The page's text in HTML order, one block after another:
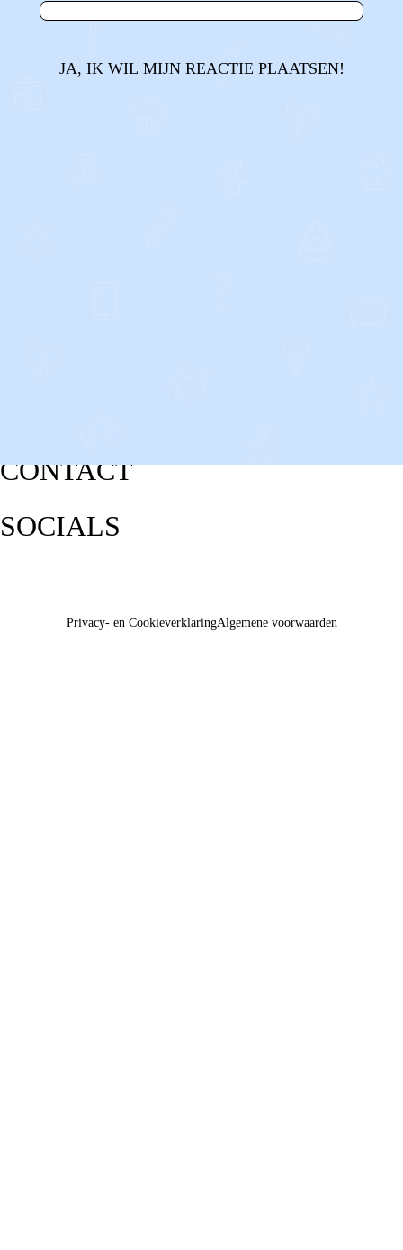
JA, IK WIL MIJN REACTIE PLAATSEN!
CONTACT
SOCIALS
Privacy- en CookieverklaringAlgemene voorwaarden